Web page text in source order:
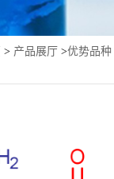
> 产品展厅 >优势品种